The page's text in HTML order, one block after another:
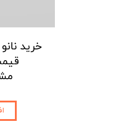
خرید